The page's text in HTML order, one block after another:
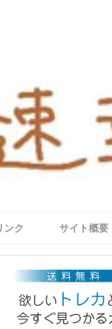
ンク サイト概要